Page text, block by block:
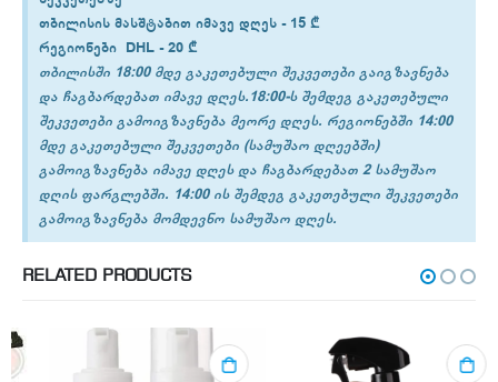
თბილისის მასშტაბით იმავე დღეს -15 ₾
რეგიონები DHL -20 ₾
თბილისში 18:00 მდე გაკეთებული შეკვეთები გაიგზავნება
და ჩაგბარდებათ იმავე დღეს.18:00-ს შემდეგ გაკეთებული
შეკვეთები გამოიგზავნება მეორე დღეს. რეგიონებში 14:00
მდე გაკეთებული შეკვეთები (სამუშაო დღეებში)
გამოიგზავნება იმავე დღეს და ჩაგბარდებათ 2 სამუშაო
დღის ფარგლებში. 14:00 ის შემდეგ გაკეთებული შეკვეთები
გამოიგზავნება მომდევნო სამუშაო დღეს.
RELATED PRODUCTS